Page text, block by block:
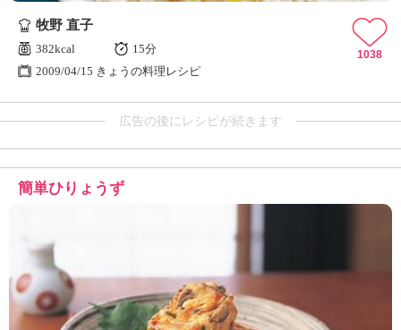
牧野 直子
382kcal
15分
2009/04/15 きょうの料理レシピ
1038
広告の後にレシピが続きます
簡単ひりょうず